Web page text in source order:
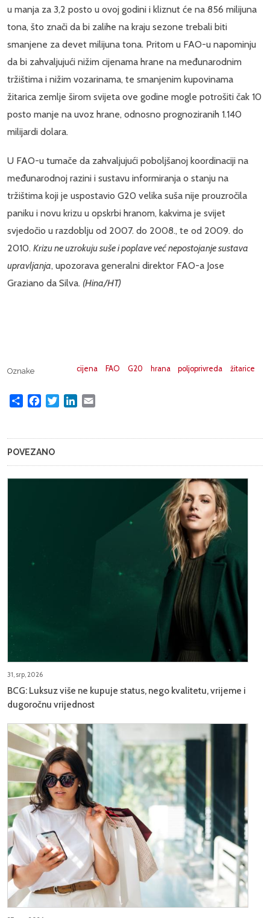
u manja za 3,2 posto u ovoj godini i kliznut će na 856 milijuna
tona, što znači da bi zalihe na kraju sezone trebali biti
smanjene za devet milijuna tona. Pritom u FAO-u napominju
da bi zahvaljujući nižim cijenama hrane na međunarodnim
tržištima i nižim vozarinama, te smanjenim kupovinama
žitarica zemlje širom svijeta ove godine mogle potrošiti čak 10
posto manje na uvoz hrane, odnosno prognoziranih 1.140
milijardi dolara.
U FAO-u tumače da zahvaljujući poboljšanoj koordinaciji na
međunarodnoj razini i sustavu informiranja o stanju na
tržištima koji je uspostavio G20 velika suša nije prouzročila
paniku i novu krizu u opskrbi hranom, kakvima je svijet
svjedočio u razdoblju od 2007. do 2008., te od 2009. do
2010. Krizu ne uzrokuju suše i poplave već nepostojanje sustava
upravljanja, upozorava generalni direktor FAO-a Jose
Graziano da Silva. (Hina/HT)
Oznake cijena FAO G20 hrana poljoprivreda žitarice
Share FacebookTwitterLinkedIn
POVEZANO
31, srp, 2026
BCG: Luksuz više ne kupuje status, nego kvalitetu, vrijeme i
dugoročnu vrijednost